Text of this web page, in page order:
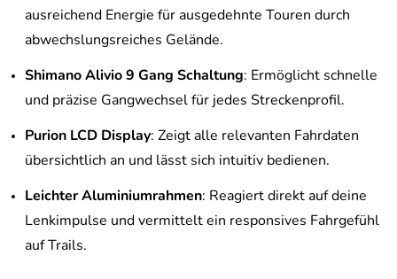
ausreichend Energie für ausgedehnte Touren durch
abwechslungsreiches Gelände.
Shimano Alivio 9 Gang Schaltung: Ermöglicht schnelle
und präzise Gangwechsel für jedes Streckenprofil.
Purion LCD Display: Zeigt alle relevanten Fahrdaten
übersichtlich an und lässt sich intuitiv bedienen.
Leichter Aluminiumrahmen: Reagiert direkt auf deine
Lenkimpulse und vermittelt ein responsives Fahrgefühl
auf Trails.